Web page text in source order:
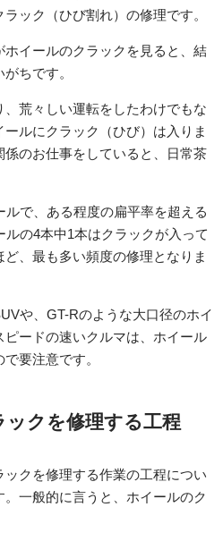
ック（ひび割れ）の修理です。
ホイールのクラックを見ると、結
ちです。
、荒々しい運転をしたわけでもな
ルにクラック（ひび）は入りま
のお仕事をしていると、日常茶
で、ある程度の扁平率を超える
ルの4本中1本はクラックが入って
、最も多い頻度の修理となりま
や、GT-Rのような大口径のホイ
ードの速いクルマは、ホイール
要注意です。
ックを修理する工程
クを修理する作業の工程につい
一般的に言うと、ホイールのク